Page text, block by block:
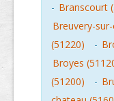
- Branscourt
Breuvery-
(51220)
-
Broyes
(51200)
-